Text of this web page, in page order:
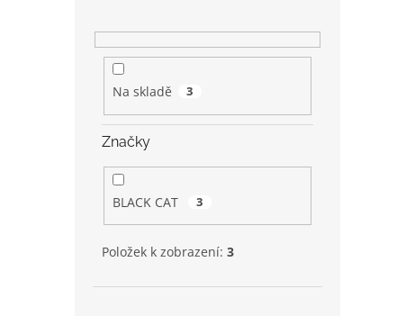
Na skladě 3
Značky
BLACK CAT 3
Položek k zobrazení: 3